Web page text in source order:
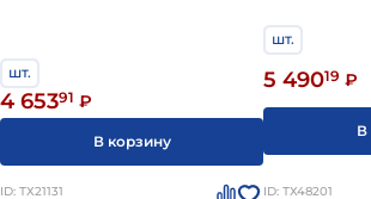
шт.
4 65391 ₽
В корзину
шт.
5 49019 ₽
В
ID: ТХ21131 ID: ТХ48201